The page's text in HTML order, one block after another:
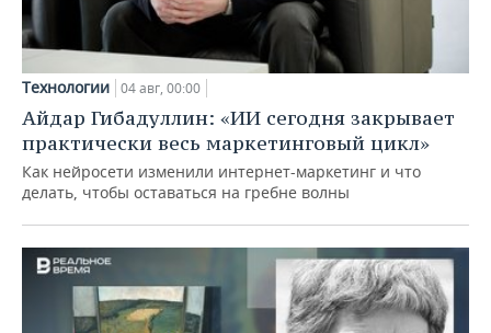
Технологии 04 авг, 00:00
Айдар Гибадуллин: «ИИ сегодня закрывает
практически весь маркетинговый цикл»
Как нейросети изменили интернет-маркетинг и что
делать, чтобы оставаться на гребне волны